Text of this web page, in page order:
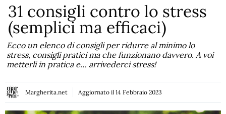
31 consigli contro lo stress
(semplici ma efficaci)
Ecco un elenco di consigli per ridurre al minimo lo
stress, consigli pratici ma che funzionano davvero. A voi
metterli in pratica e… arrivederci stress!
Margherita.net Aggiornato il 14 Febbraio 2023